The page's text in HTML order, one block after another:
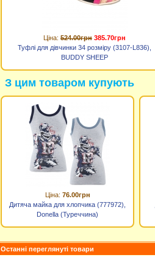
Ціна: 524.00грн 385.70грн
Туфлі для дівчинки 34 розміру (3107-L836),
BUDDY SHEEP
З цим товаром купують
Ціна: 76.00грн
Дитяча майка для хлопчика (777972),
Donella (Туреччина)
Останні переглянуті товари